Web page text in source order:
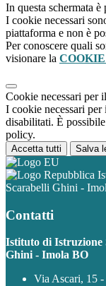
In questa schermata
I cookie necessari
piattaforma e non è
Per conoscere quali
visionare la
Cookie necessari per
I cookie necessari per
disabilitati. È
policy.
Accetta tutti Salva
Scarabelli Ghini -
Contatti
Istituto di Istruzione
Ghini - Imola BO
Via Ascari, 15